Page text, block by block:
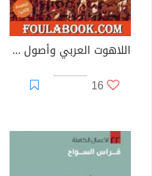
اللاهوت العربي وأصول العنف الديني
16